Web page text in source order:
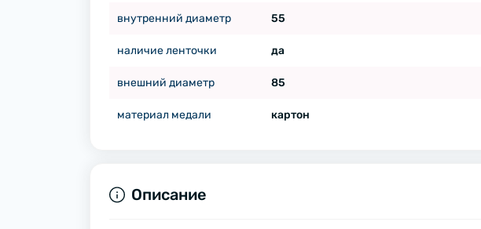
внутренний диаметр 55
наличие ленточки да
внешний диаметр 85
материал медали картон
Описание